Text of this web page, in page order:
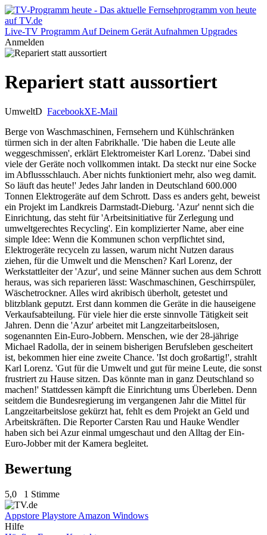
Live-TV Programm Auf Deinem Gerät Aufnahmen Upgrades
Anmelden
Repariert statt aussortiert
UmweltD FacebookXE-Mail
Berge von Waschmaschinen, Fernsehern und Kühlschränken
türmen sich in der alten Fabrikhalle. 'Die haben die Leute alle
weggeschmissen', erklärt Elektromeister Karl Lorenz. 'Dabei sind
viele der Geräte noch vollkommen intakt. Da steckt nur eine Socke
im Abflussschlauch. Aber nichts funktioniert mehr, also weg damit.
So läuft das heute!' Jedes Jahr landen in Deutschland 600.000
Tonnen Elektrogeräte auf dem Schrott. Dass es anders geht, beweist
ein Projekt im Landkreis Darmstadt-Dieburg. 'Azur' nennt sich die
Einrichtung, das steht für 'Arbeitsinitiative für Zerlegung und
umweltgerechtes Recycling'. Ein komplizierter Name, aber eine
simple Idee: Wenn die Kommunen schon verpflichtet sind,
Elektrogeräte recyceln zu lassen, warum nicht Nutzen daraus
ziehen, für die Umwelt und die Menschen? Karl Lorenz, der
Werkstattleiter der 'Azur', und seine Männer suchen aus dem Schrott
heraus, was sich reparieren lässt: Waschmaschinen, Geschirrspüler,
Wäschetrockner. Alles wird akribisch überholt, getestet und
blitzblank geputzt. Erst dann kommen die Geräte in die hauseigene
Verkaufsabteilung. Für viele hier die erste sinnvolle Tätigkeit seit
Jahren. Denn die 'Azur' arbeitet mit Langzeitarbeitslosen,
sogenannten Ein-Euro-Jobbern. Menschen, wie der 28-jährige
Michael Radolla, der in seinem bisherigen Berufsleben gescheitert
ist, bekommen hier eine zweite Chance. 'Ist doch großartig!', strahlt
Karl Lorenz. 'Gut für die Umwelt und gut für meine Leute, die sonst
frustriert zu Hause sitzen. Das könnte man in ganz Deutschland so
machen!' Stattdessen kämpft die Einrichtung ums Überleben. Denn
seitdem die Bundesregierung im vergangenen Jahr die Mittel für
Langzeitarbeitslose gekürzt hat, fehlt es dem Projekt an Geld und
Arbeitskräften. Die Reporter Carsten Rau und Hauke Wendler
haben sich bei Azur einmal umgeschaut und den Alltag der Ein-
Euro-Jobber mit der Kamera begleitet.
Bewertung
5,0 1 Stimme
Appstore Playstore Amazon Windows
Hilfe